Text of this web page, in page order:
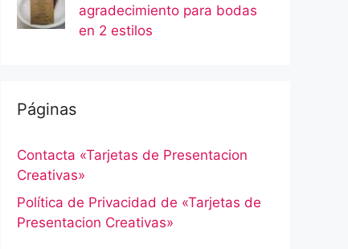
agradecimiento para bodas
en 2 estilos
Páginas
Contacta «Tarjetas de Presentacion
Creativas»
Política de Privacidad de «Tarjetas de
Presentacion Creativas»